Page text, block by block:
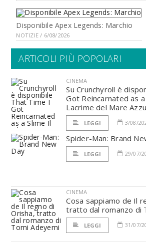
Disponibile Apex Legends: Marchio
NOTIZIE / 6/08/2026
ARTICOLI PIÙ POPOLARI
CINEMA
Su Crunchyroll è
Got Reincarnated as
Lacrime del Mare
LEGGI 3/08/
Spider-Man: Brand
LEGGI 29/07/
CINEMA
Cosa sappiamo de Il
tratto dal romanzo di
LEGGI 31/07/